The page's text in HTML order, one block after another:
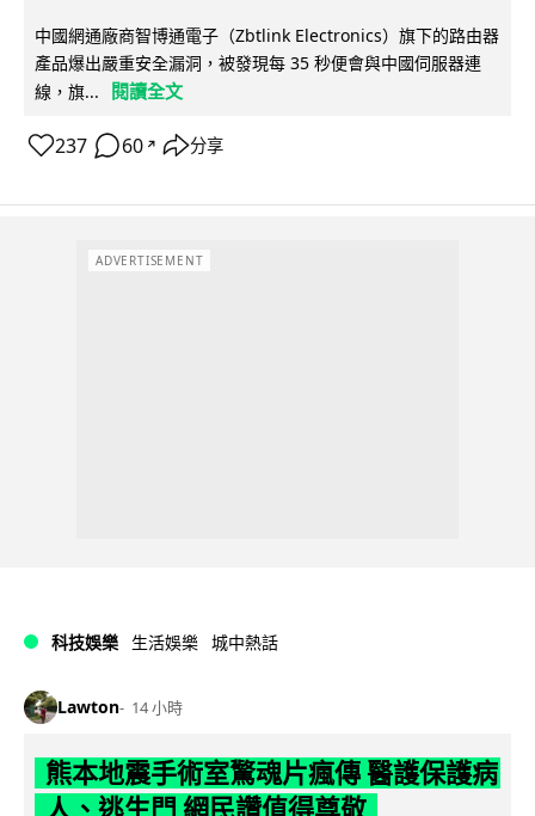
中國網通廠商智博通電子（Zbtlink Electronics）旗下的路由器
產品爆出嚴重安全漏洞，被發現每 35 秒便會與中國伺服器連
線，旗...
閱讀全文
237 60 ↗ 分享
ADVERTISEMENT
科技娛樂 生活娛樂 城中熱話
Lawton 14 小時
熊本地震手術室驚魂片瘋傳 醫護保護病
人、逃生門 網民讚值得尊敬